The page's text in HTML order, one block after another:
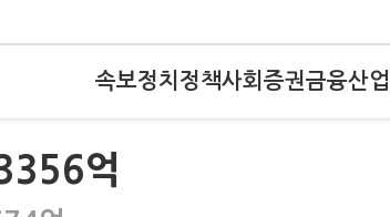
속보정치 정책사회 증권금융산업
억